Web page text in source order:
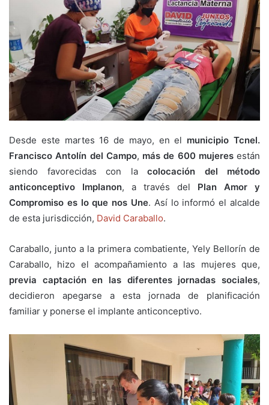
Desde este martes 16 de mayo, en el municipio Tcnel.
Francisco Antolín del Campo, más de 600 mujeresestán
siendo favorecidas con la colocación del método
anticonceptivo Implanon, a través del Plan Amor y
Compromiso es lo que nos Une. Así lo informó el alcalde
de esta jurisdicción, David Caraballo.
Caraballo, junto a la primera combatiente, Yely Bellorín de
Caraballo, hizo el acompañamiento a las mujeres que,
previa captación en las diferentes jornadas sociales,
decidieron apegarse a esta jornada de planificación
familiar y ponerse el implante anticonceptivo.